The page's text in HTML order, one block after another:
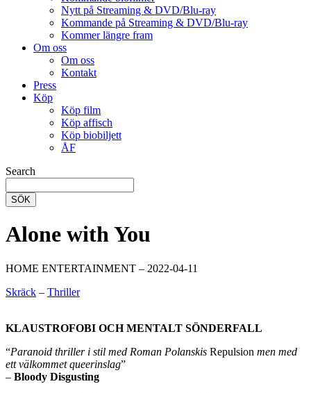
Nytt på Streaming & DVD/Blu-ray
Kommande på Streaming & DVD/Blu-ray
Kommer längre fram
Om oss
Om oss
Kontakt
Press
Köp
Köp film
Köp affisch
Köp biobiljett
ÅF
Search
SÖK
Alone with You
HOME ENTERTAINMENT – 2022-04-11
Skräck – Thriller
KLAUSTROFOBI OCH MENTALT SÖNDERFALL
“Paranoid thriller i stil med Roman Polanskis Repulsion men med
ett välkommet queerinslag”
– Bloody Disgusting